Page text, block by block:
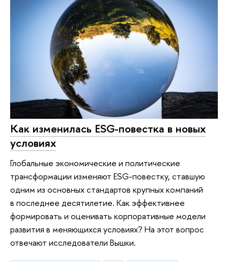
Как изменилась ESG-повестка в новых
условиях
Глобальные экономические и политические
трансформации изменяют ESG-повестку, ставшую
одним из основных стандартов крупных компаний
в последнее десятилетие. Как эффективнее
формировать и оценивать корпоративные модели
развития в меняющихся условиях? На этот вопрос
отвечают исследователи Вышки.